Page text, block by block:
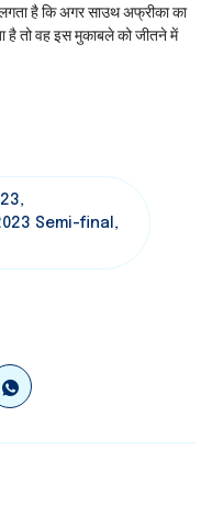
है कि अगर साउथ अफ्रीका का
है तो वह इस मुकाबले को जीतने में
,
Semi-final ,